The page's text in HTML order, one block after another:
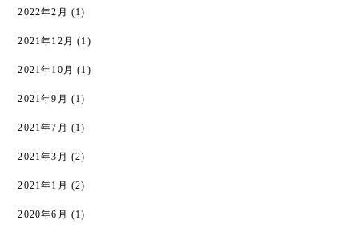
2022年2月 (1)
2021年12月 (1)
2021年10月 (1)
2021年9月 (1)
2021年7月 (1)
2021年3月 (2)
2021年1月 (2)
2020年6月 (1)